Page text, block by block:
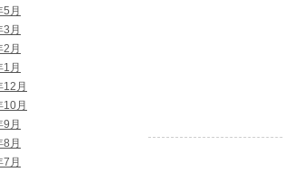
月
月
月
月
月
月
月
月
月